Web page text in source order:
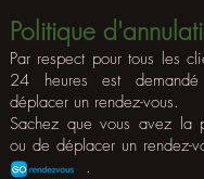
Politique
Par respect pour tous les
24 heures est
déplacer un rendez-vous.
Sachez que vous avez la
ou de déplacer un rendez-
.